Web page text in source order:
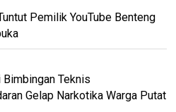
Pemilik YouTube Benteng
Teknis
Gelap Narkotika Warga Putat